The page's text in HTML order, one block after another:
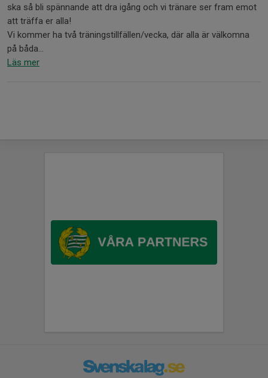
ska så bli spännande att dra igång och vi tränare ser fram emot
att träffa er alla!
Vi kommer ha två träningstillfällen/vecka, där alla är välkomna
på båda...
Läs mer